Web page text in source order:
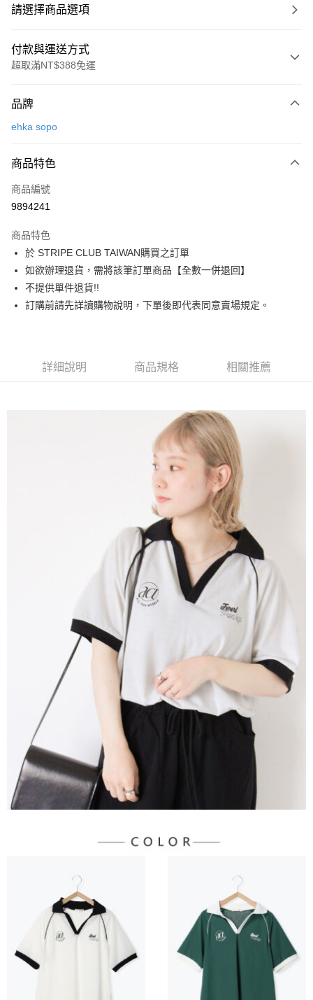
請選擇商品選項
付款與運送方式
超取滿NT$388免運
信用卡一次付款
3 期 0 利率 每期
合作金庫商業銀行
上海商業儲蓄銀行
臺灣中小企業銀行
匯豐（台灣）商業銀行
華泰商業銀行
聯邦商業銀行
遠東國際商業銀行
元大商業銀行
玉山商業銀行
星展（台灣）商業銀行
超商取貨付款
LINE Pay
Apple Pay
街口支付
悠遊付
相關說明
【大哥付你分期使用說明】
流程，驗證手機門號後，選擇欲分期的期數、繳款截止日，確認付款後即完
3.實際核准額度、可分期數及費用金額請依後續交易確認頁面所載為準。
4.訂單成立30分鐘內，如未前往確認交易或遇審核未通過，訂單將自動取
消。如遇「轉專審核」未通過狀況，表示未達大哥付你分期系統評分，恕無
1.分期款項不併入電信帳單，「大哥付你分期」於每月結算日後寄送繳費提
2.透過簡訊連結打開帳單後，可選擇「超商條碼／台灣大直營門市／銀行轉
帳／街口支付／iPASS MONEY」等通路繳費。
1.本服務係由「台灣大哥大股份有限公司」（以下簡稱本公司）所提供，讓
用戶於交易時，得透過本服務購買商品或服務，並由商店將買賣／分期付款
買賣價金債權讓與本公司後，依約使用本公司帳單繳交帳款。
2.基於同意付款使用「大哥付你分期」之契約關係目的，商店將以您的個人
資料（包含姓名、電話或地址）提供予台灣大哥大進項蒐集、處理及利用，
由本公司與您本人進行分期帳單所需資料之確認、核對及更正。
3.完整用戶服務條款，請詳閱以下連結：
https://oppay.tw/userRule
AFTEE先享後付是「在收到商品之後才付款」的支付方式。 讓您購物簡單
１．簡單：不需註冊會員、不需綁卡、不需儲值。
２．便利：只要手機號碼，簡訊認證，即可結帳。
３．安心：先確認商品／服務後，再付款。
１．於結帳方式選擇「AFTEE先享後付」後，將跳轉至「AFTEE先享後付」
結帳頁面，進行簡訊認證並確認金額後，即可完成結帳。
２．訂單成立數日內，您將收到繳費通知簡訊。
３．收到繳費通知簡訊後14天內，點擊此簡訊中的連結，可透過四大超商／
ATM／網路銀行／等多元方式進行付款，方視為交易完成。
※ 請注意：結帳手續完成當下不需立刻繳費，但若您需要取消訂單，請聯絡
購買商品的店家。未經商家同意取消之訂單仍視為有效，需透過AFTEE先享
※ 交易是否成功請以「AFTEE先享後付 」之結帳頁面顯示為準，若有關於
是否繳費成功／繳費後需取消欲退款等相關疑問，請聯繫「AFTEE先享後付
客戶支援中心」https://netprotections.freshdesk.com/support/home
【注意事項】
１．透過由恩沛科技股份有限公司提供之「AFTEE先享後付」服務完成之交
易，需依本服務之必要範圍內提供個人資料，並將交易相關給付款項請求債
權轉讓予恩沛科技股份有限公司。
２．關於個人資料處理事宜，請瀏覽以下網址：
https://aftee.tw/terms/#terms3
３．未成年的使用者請事先徵得法定代理人或監護人之同意方可使用
「AFTEE先享後付」，若未經同意申辦者引起之損失，本公司不負相關責
任。
４．使用「AFTEE先享後付」時，將依據個別帳號之用戶狀況，依本公司即
時審查核予不同之上限額度；若仍有額度不足之情形，本公司將視審查結果
請求用戶進行身份認證。
每筆NT$60，滿NT$388(含以上)免運費
每筆NT$60，滿NT$388(含以上)免運費
每筆NT$60，滿NT$888(含以上)免運費
每筆NT$60，滿NT$888(含以上)免運費
7-11取貨付款
每筆NT$60，滿NT$888(含以上)免運費
7-11純取貨
每筆NT$60，滿NT$888(含以上)免運費
宅配
每筆NT$90，滿NT$888(含以上)免運費
品牌
ehka sopo
商品特色
商品編號
9894241
商品特色
於 STRIPE CLUB TAIWAN購買之訂單
如欲辦理退貨，需將該筆訂單商品【全數一併退回】
不提供單件退貨!!
訂購前請先詳讀購物說明，下單後即代表同意賣場規定。
詳細說明 商品規格 相關推薦